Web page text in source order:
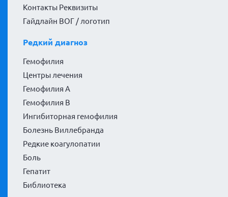
Контакты Реквизиты
Гайдлайн ВОГ / логотип
Редкий диагноз
Гемофилия
Центры лечения
Гемофилия А
Гемофилия В
Ингибиторная гемофилия
Болезнь Виллебранда
Редкие коагулопатии
Боль
Гепатит
Библиотека